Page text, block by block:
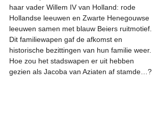
haar vader Willem IV van Holland: rode
Hollandse leeuwen en Zwarte Henegouwse
leeuwen samen met blauw Beiers ruitmotief.
Dit familiewapen gaf de afkomst en
historische bezittingen van hun familie weer.
Hoe zou het stadswapen er uit hebben
gezien als Jacoba van Aziaten af stamde…?